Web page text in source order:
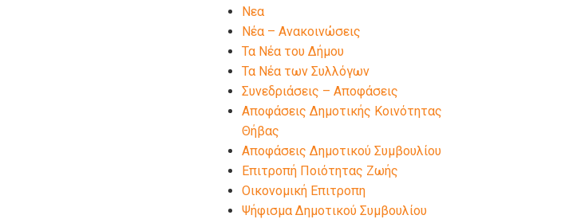
Νεα
Νέα – Ανακοινώσεις
Τα Νέα του Δήμου
Τα Νέα των Συλλόγων
Συνεδριάσεις – Αποφάσεις
Αποφάσεις Δημοτικής Κοινότητας
Θήβας
Αποφάσεις Δημοτικού Συμβουλίου
Επιτροπή Ποιότητας Ζωής
Οικονομική Επιτροπη
Ψήφισμα Δημοτικού Συμβουλίου